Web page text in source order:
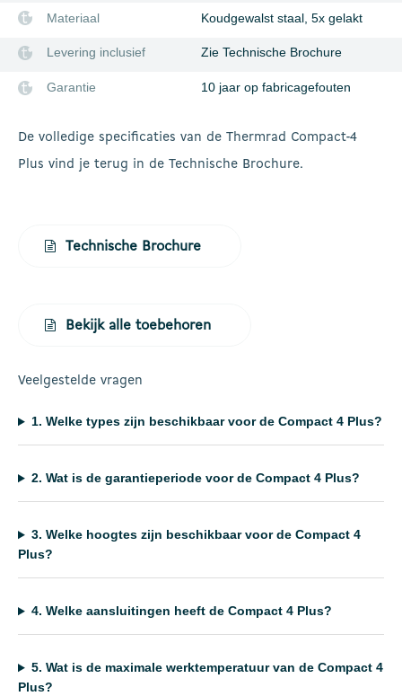
Materiaal Koudgewalst staal, 5x gelakt
Levering inclusief Zie Technische Brochure
Garantie 10 jaar op fabricagefouten
De volledige specificaties van de Thermrad Compact-4
Plus vind je terug in de Technische Brochure.
Technische Brochure
Bekijk alle toebehoren
Veelgestelde vragen
1. Welke types zijn beschikbaar voor de Compact 4 Plus?
2. Wat is de garantieperiode voor de Compact 4 Plus?
3. Welke hoogtes zijn beschikbaar voor de Compact 4
Plus?
4. Welke aansluitingen heeft de Compact 4 Plus?
5. Wat is de maximale werktemperatuur van de Compact 4
Plus?